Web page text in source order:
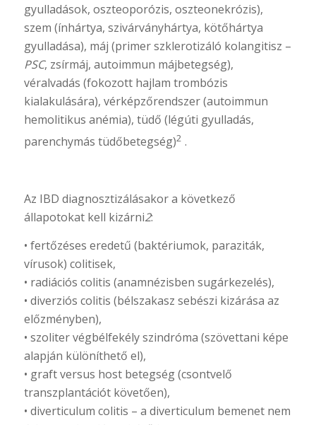
gyulladások, oszteoporózis, oszteonekrózis),
szem (ínhártya, szivárványhártya, kötőhártya
gyulladása), máj (primer szklerotizáló kolangitisz –
PSC, zsírmáj, autoimmun májbetegség),
véralvadás (fokozott hajlam trombózis
kialakulására), vérképzőrendszer (autoimmun
hemolitikus anémia), tüdő (légúti gyulladás,
parenchymás tüdőbetegség)2 .
Az IBD diagnosztizálásakor a következő
állapotokat kell kizárni2:
• fertőzéses eredetű (baktériumok, paraziták,
vírusok) colitisek,
• radiációs colitis (anamnézisben sugárkezelés),
• diverziós colitis (bélszakasz sebészi kizárása az
előzményben),
• szoliter végbélfekély szindróma (szövettani képe
alapján különíthető el),
• graft versus host betegség (csontvelő
transzplantációt követően),
• diverticulum colitis – a diverticulum bemenet nem